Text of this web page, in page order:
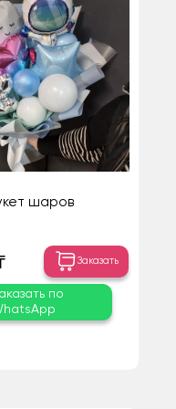
шаров
Заказать
по